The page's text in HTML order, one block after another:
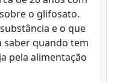
o glifosato.
e o que
saber quando tem
pela alimentação